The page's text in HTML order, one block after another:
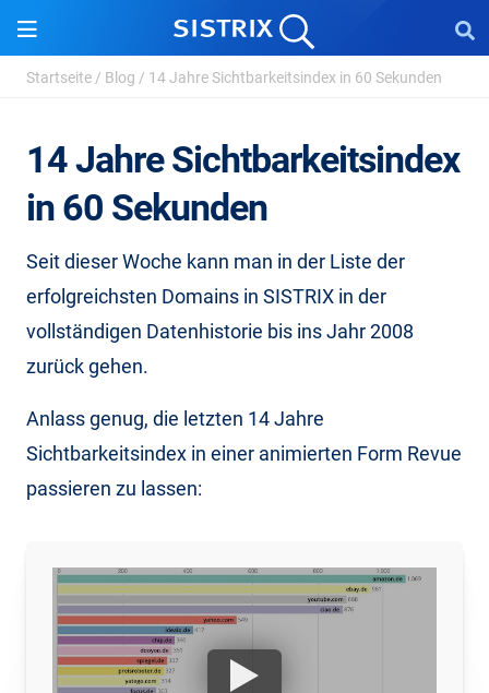
Startseite / Blog / 14 Jahre Sichtbarkeitsindex in 60 Sekunden
14 Jahre Sichtbarkeitsindex
in 60 Sekunden
Seit dieser Woche kann man in der Liste der
erfolgreichsten Domains in SISTRIX in der
vollständigen Datenhistorie bis ins Jahr 2008
zurück gehen.
Anlass genug, die letzten 14 Jahre
Sichtbarkeitsindex in einer animierten Form Revue
passieren zu lassen: